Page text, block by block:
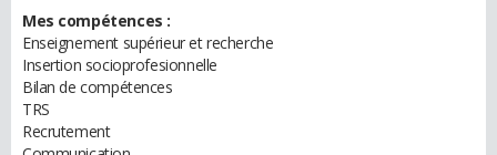
Mes compétences :
Enseignement supérieur et recherche
Insertion socioprofesionnelle
Bilan de compétences
TRS
Recrutement